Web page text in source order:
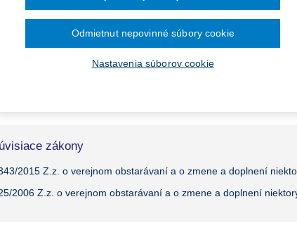
žiadostí o dotácie
pre zhotovenie analýzy
Október 2024
September 2024
August 2024
December 2023
Október 2023
si prístup k odbornému obsahu na portáli.
k obsahu portálu majú len registrovaní používatelia portálu.
ešte nemáte prístup k obsahu portálu, využite 10-dňovú demo licenciu
zákony
2015 Z.z. o verejnom obstarávaní a o zmene a doplnení
2006 Z.z. o verejnom obstarávaní a o zmene a doplnení
Nastavenia súborov cookie
Odmietnut nepovinné súbory cookie